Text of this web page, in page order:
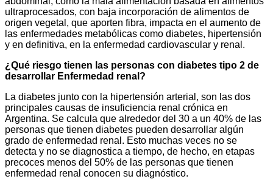
ultraprocesados, con baja incorporación de alimentos de
origen vegetal, que aporten fibra, impacta en el aumento de
las enfermedades metabólicas como diabetes, hipertensión
y en definitiva, en la enfermedad cardiovascular y renal.
¿Qué riesgo tienen las personas con diabetes tipo 2 de
desarrollar Enfermedad renal?
La diabetes junto con la hipertensión arterial, son las dos
principales causas de insuficiencia renal crónica en
Argentina. Se calcula que alrededor del 30 a un 40% de las
personas que tienen diabetes pueden desarrollar algún
grado de enfermedad renal. Esto muchas veces no se
detecta y no se diagnostica a tiempo, de hecho, en etapas
precoces menos del 50% de las personas que tienen
enfermedad renal conocen su diagnóstico.